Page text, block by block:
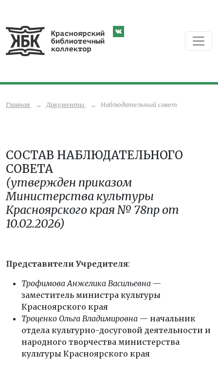
Главная → Документы → Наблюдательный совет
СОСТАВ НАБЛЮДАТЕЛЬНОГО
СОВЕТА
(утвержден приказом
Министерства культуры
Красноярского края № 78пр от
10.02.2026)
Представители Учредителя:
Трофимова Анжелика Васильевна —
заместитель министра культуры
Красноярского края
Троценко Ольга Владимировна — начальник
отдела культурно-досуговой деятельности и
народного творчества министерства
культуры Красноярского края